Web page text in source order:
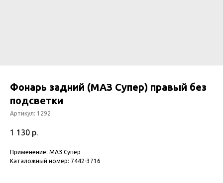
Фонарь задний (МАЗ Супер) правый без
подсветки
Артикул: 1292
1 130 р.
Применение: МАЗ Супер
Каталожный номер: 7442-3716